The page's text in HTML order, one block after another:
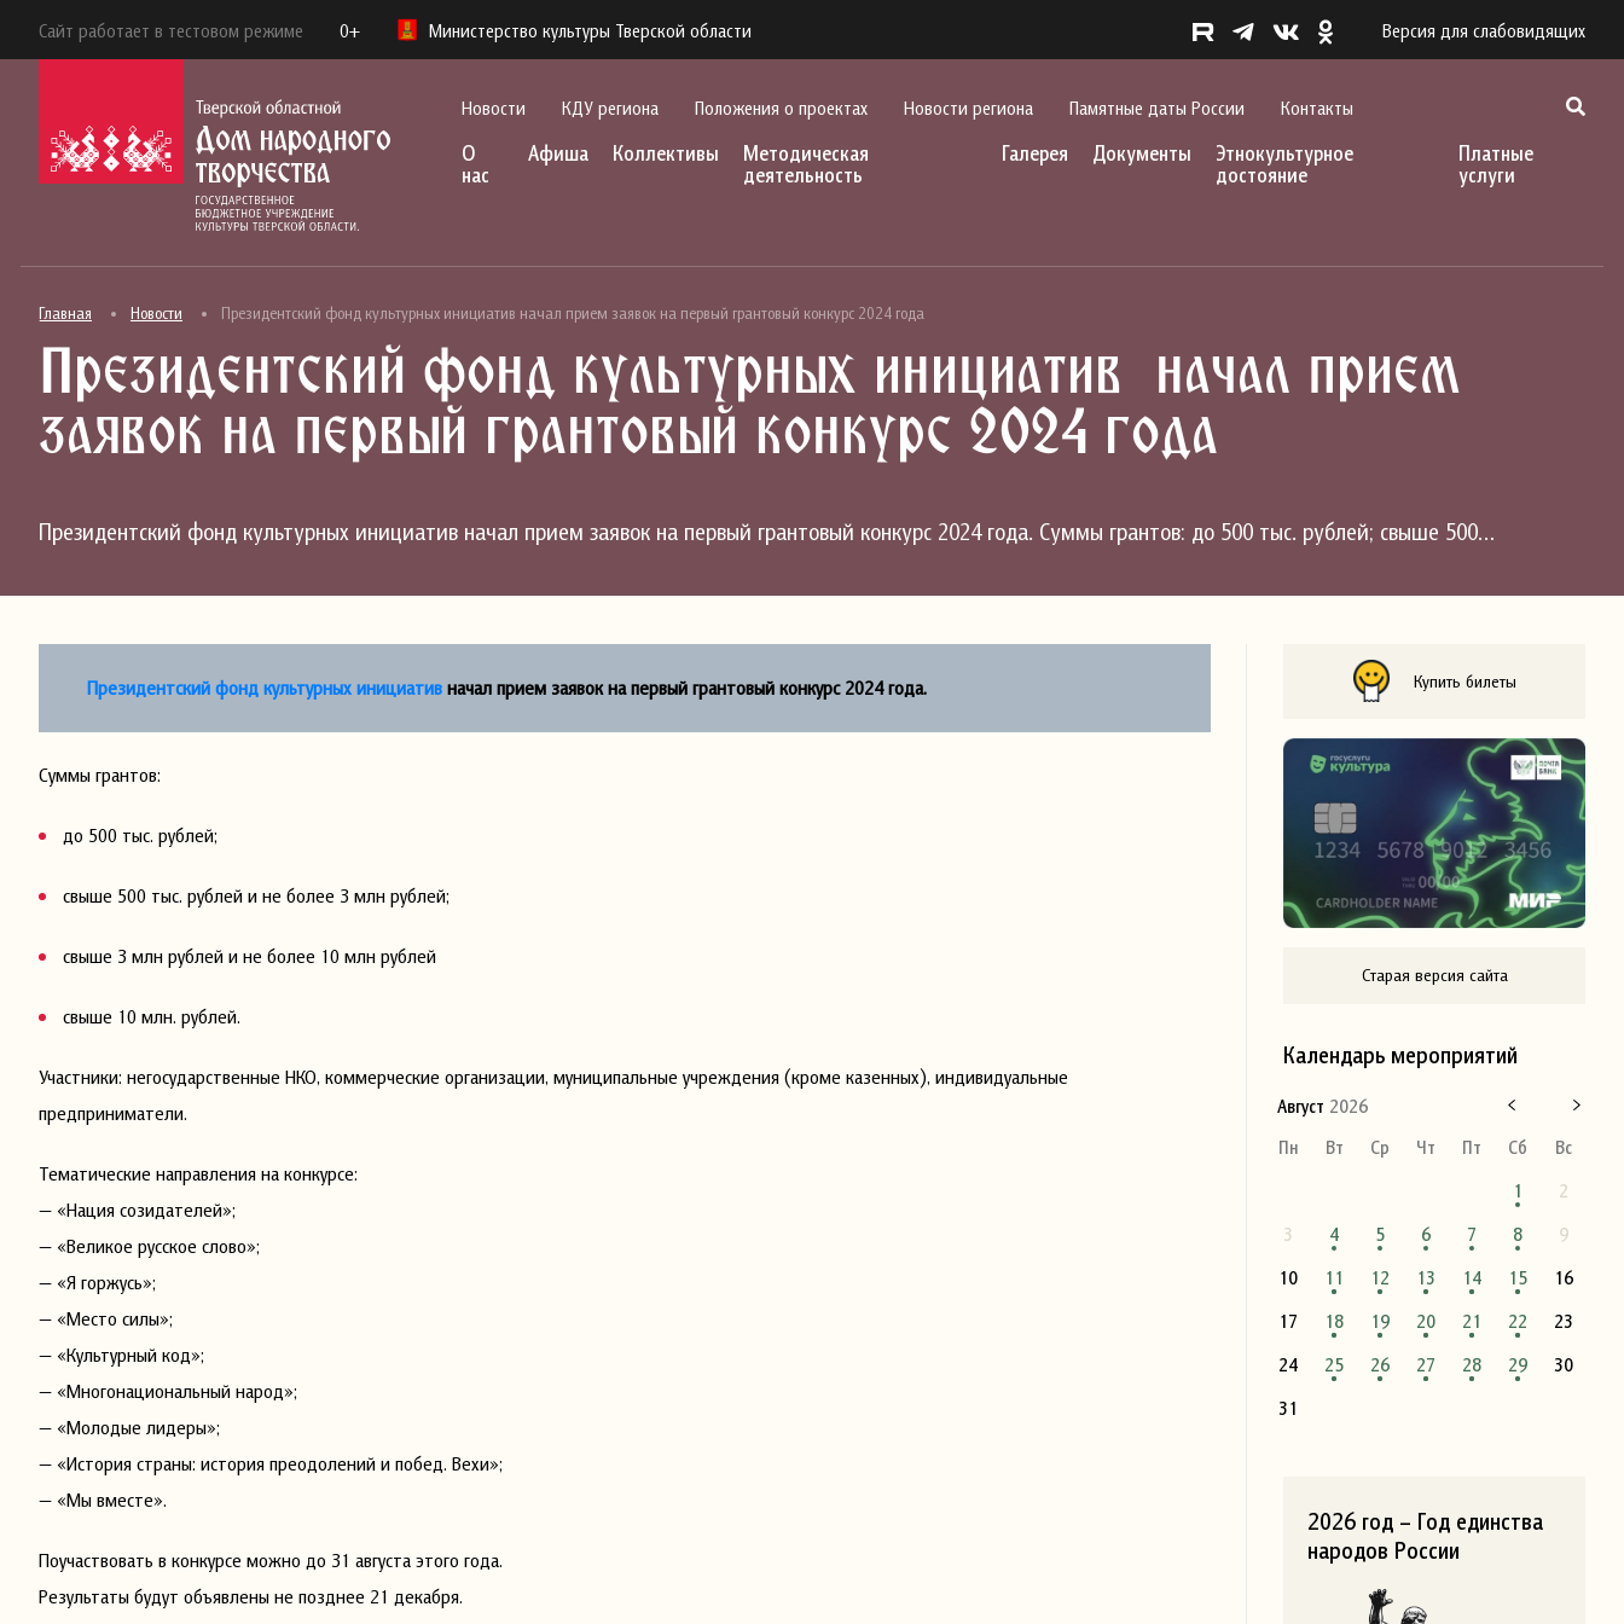
Сайт работает в тестовом режиме 0+ Министерство культуры Тверской области Версия для слабовидящих
Новости КДУ региона Положения о проектах Новости региона Памятные даты России Контакты
О
нас
Афиша Коллективы
Методическая
деятельность
Галерея Документы
Этнокультурное
достояние
Платные
услуги
Главная Новости Президентский фонд культурных инициатив начал прием заявок на первый грантовый конкурс 2024 года
Президентский фонд культурных инициатив начал прием
заявок на первый грантовый конкурс 2024 года
Президентский фонд культурных инициатив начал прием заявок на первый грантовый конкурс 2024 года. Суммы грантов: до 500 тыс. рублей; свыше 500…
Президентский фонд культурных инициатив начал прием заявок на первый грантовый конкурс 2024 года.
Суммы грантов:
до 500 тыс. рублей;
свыше 500 тыс. рублей и не более 3 млн рублей;
свыше 3 млн рублей и не более 10 млн рублей
свыше 10 млн. рублей.
Участники: негосударственные НКО, коммерческие организации, муниципальные учреждения (кроме казенных), индивидуальные
предприниматели.
Тематические направления на конкурсе:
— «Нация созидателей»;
— «Великое русское слово»;
— «Я горжусь»;
— «Место силы»;
— «Культурный код»;
— «Многонациональный народ»;
— «Молодые лидеры»;
— «История страны: история преодолений и побед. Вехи»;
— «Мы вместе».
Поучаствовать в конкурсе можно до 31 августа этого года.
Результаты будут объявлены не позднее 21 декабря.
Купить билеты
Старая версия сайта
Календарь мероприятий
Август 2026
Пн
Вт Ср Чт Пт Сб
Вс
1
2
3
4 5 6 7 8
9
10
11 12 13 14 15
16
17
18 19 20 21 22
23
24
25 26 27 28 29
30
31
2026 год – Год единства
народов России